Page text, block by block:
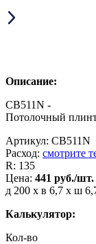
Описание:
CB511N -
Потолочный
Артикул: CB511N
Расход: смотрите
R: 135
Цена: 441 руб./шт.
д 200 x в 6,7 x ш
Калькулятор:
Кол-во